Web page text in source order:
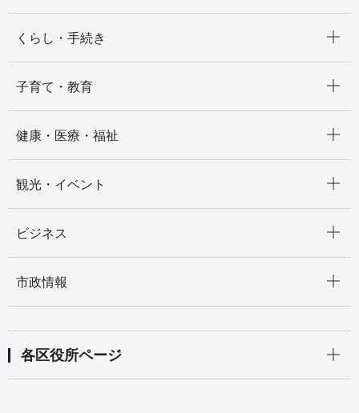
くらし・手続き
子育て・教育
健康・医療・福祉
観光・イベント
ビジネス
市政情報
各区役所ページ